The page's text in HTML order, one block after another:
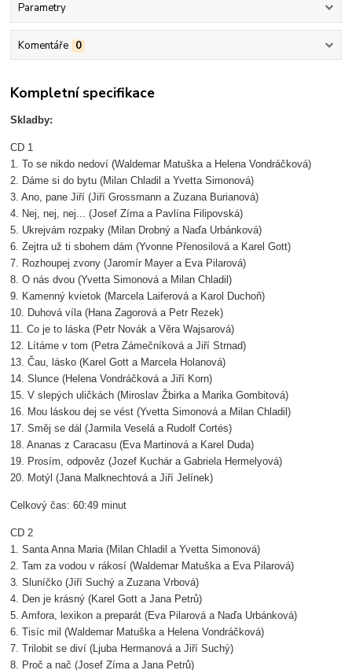
Parametry
Komentáře 0
Kompletní specifikace
Skladby:
CD 1
1. To se nikdo nedoví (Waldemar Matuška a Helena Vondráčková)
2. Dáme si do bytu (Milan Chladil a Yvetta Simonová)
3. Ano, pane Jiří (Jiří Grossmann a Zuzana Burianová)
4. Nej, nej, nej... (Josef Zíma a Pavlína Filipovská)
5. Ukrejvám rozpaky (Milan Drobný a Naďa Urbánková)
6. Zejtra už ti sbohem dám (Yvonne Přenosilová a Karel Gott)
7. Rozhoupej zvony (Jaromír Mayer a Eva Pilarová)
8. O nás dvou (Yvetta Simonová a Milan Chladil)
9. Kamenný kvietok (Marcela Laiferová a Karol Duchoň)
10. Duhová víla (Hana Zagorová a Petr Rezek)
11. Co je to láska (Petr Novák a Věra Wajsarová)
12. Lítáme v tom (Petra Zámečníková a Jiří Strnad)
13. Čau, lásko (Karel Gott a Marcela Holanová)
14. Slunce (Helena Vondráčková a Jiří Korn)
15. V slepých uličkách (Miroslav Žbirka a Marika Gombitová)
16. Mou láskou dej se vést (Yvetta Simonová a Milan Chladil)
17. Směj se dál (Jarmila Veselá a Rudolf Cortés)
18. Ananas z Caracasu (Eva Martinová a Karel Duda)
19. Prosím, odpověz (Jozef Kuchár a Gabriela Hermelyová)
20. Motýl (Jana Malknechtová a Jiří Jelínek)
Celkový čas: 60:49 minut
CD 2
1. Santa Anna Maria (Milan Chladil a Yvetta Simonová)
2. Tam za vodou v rákosí (Waldemar Matuška a Eva Pilarová)
3. Sluníčko (Jiří Suchý a Zuzana Vrbová)
4. Den je krásný (Karel Gott a Jana Petrů)
5. Amfora, lexikon a preparát (Eva Pilarová a Naďa Urbánková)
6. Tisíc mil (Waldemar Matuška a Helena Vondráčková)
7. Trilobit se diví (Ljuba Hermanová a Jiří Suchý)
8. Proč a nač (Josef Zíma a Jana Petrů)